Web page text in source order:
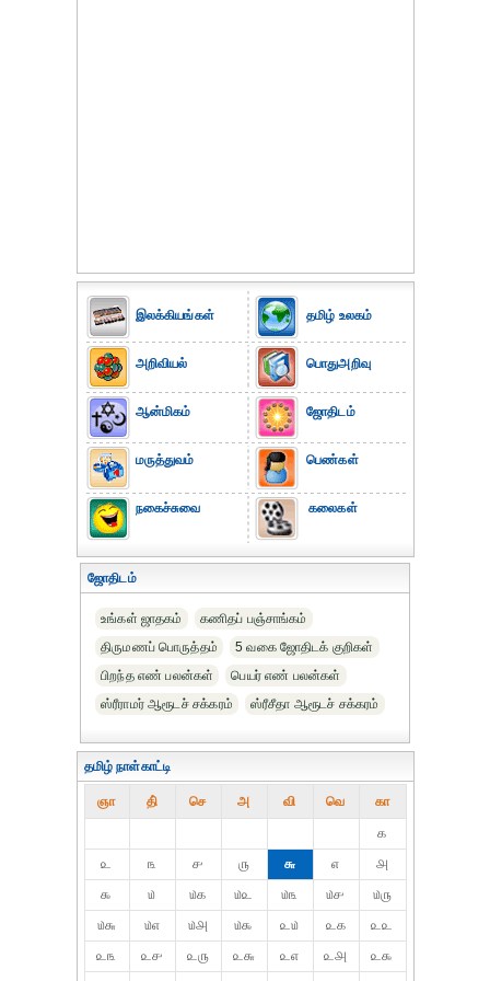
இலக்கியங்கள்
அறிவியல்
ஆன்மிகம்
மருத்துவம்
நகைச்சுவை
தமிழ் உலகம்
பொதுஅறிவு
ஜோதிடம்
பெண்கள்
கலைகள்
ஜோதிடம்
உங்கள் ஜாதகம்
கணிதப் பஞ்சாங்கம்
திருமணப் பொருத்தம்
5 வகை ஜோதிடக் குறிகள்
பிறந்த எண் பலன்கள்
பெயர் எண் பலன்கள்
ஸ்ரீராமர் ஆரூடச் சக்கரம்
ஸ்ரீசீதா ஆரூடச் சக்கரம்
தமிழ் நாள்காட்டி
ஞா தி் செ அ வி வெ கா
௧
௨
௩ ௪ ௫ ௬ ௭
௮
௯
௰ ௰௧ ௰௨ ௰௩ ௰௪
௰௫
௰௬
௰௭ ௰௮ ௰௯ ௨௰ ௨௧
௨௨
௨௩
௨௪ ௨௫ ௨௬ ௨௭ ௨௮
௨௯